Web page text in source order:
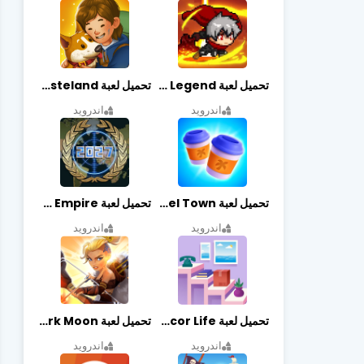
تحميل لعبة Slayer Legend مهكرة أخر إصدار
اندرويد
تحميل لعبة Merge Survival : Wasteland مهكرة أخر إصدار
اندرويد
تحميل لعبة Travel Town مهكرة أخر إصدار
اندرويد
تحميل لعبة World Empire مهكرة أخر إصدار
اندرويد
تحميل لعبة Decor Life مهكرة أخر إصدار
اندرويد
تحميل لعبة Lionheart: Dark Moon مهكرة أخر إصدار
اندرويد